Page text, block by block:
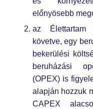
előnyösebb
az Élettartam
követve, egy
bekerülési
beruházási
(OPEX) is
alapján hozzuk
CAPEX